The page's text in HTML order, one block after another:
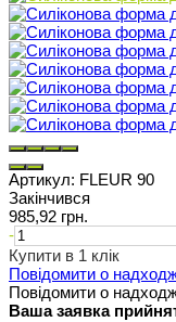
Артикул: FLEUR 90
Закінчився
985,92 грн.
-
Купити в 1 клік
Повідомити о
Повідомити о
Ваша заявка